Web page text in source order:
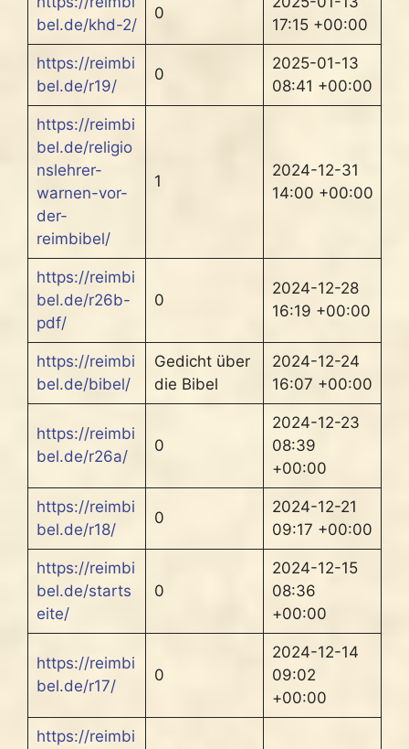
bel.de/khd-2/
0
17:15 +00:00
https://reimbi
bel.de/r19/
0
2025-01-13
08:41 +00:00
https://reimbi
bel.de/religio
nslehrer-
warnen-vor-
der-
reimbibel/
1
2024-12-31
14:00 +00:00
https://reimbi
bel.de/r26b-
pdf/
0
2024-12-28
16:19 +00:00
https://reimbi
bel.de/bibel/
Gedicht über
die Bibel
2024-12-24
16:07 +00:00
https://reimbi
bel.de/r26a/
0
2024-12-23
08:39
+00:00
https://reimbi
bel.de/r18/
0
2024-12-21
09:17 +00:00
https://reimbi
bel.de/starts
eite/
0
2024-12-15
08:36
+00:00
https://reimbi
bel.de/r17/
0
2024-12-14
09:02
+00:00
https://reimbi